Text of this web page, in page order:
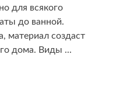
для всякого
до ванной.
материал создаст
дома. Виды ...